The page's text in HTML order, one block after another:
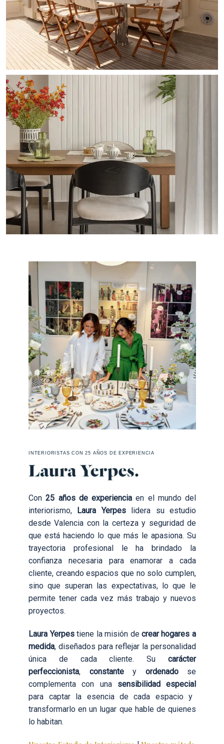
INTERIORISTAS CON 25 AÑOS DE EXPERIENCIA
Con25 años de experiencia en el mundo del
interiorismo,
Laura Yerpeslidera su estudio
desde Valencia con la certeza y seguridad de
que está haciendo lo que más le apasiona. Su
trayectoria profesional le ha brindado la
confianza necesaria para enamorar a cada
cliente, creando espacios que no solo cumplen,
sino que superan las expectativas, lo que le
permite tener cada vez más trabajo y nuevos
proyectos.
Laura Yerpestiene la misión de crear hogares a
medida, diseñados para reflejar la personalidad
única de cada cliente. Su carácter
perfeccionista, constantey ordenadose
complementa con una sensibilidad especial
para captar la esencia de cada espacio y
transformarlo en un lugar que hable de quienes
lo habitan.